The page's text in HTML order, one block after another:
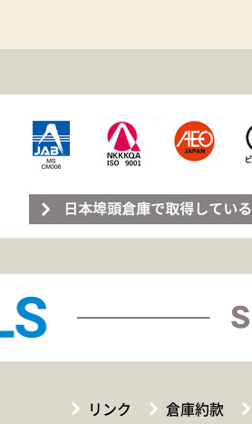
リンク 倉庫約款